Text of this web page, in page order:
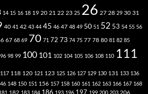
14 15 16 18 19 20 21 22 23 25 26 27 28 29 30 31
40 41 42 43 44 45 46 47 48 49 50 51 52 53 54 55 56
67 68 69 70 71 72 73 74 75 77 78 80 81 82 85
96 98 99 100 101 102 104 105 106 108 110 111
117 118 120 121 123 125 126 127 129 130 131 133 136
148 150 151 156 157 158 160 161 162 163 166 167 168
182 183 184 186 193 196 197 199 200 203 206